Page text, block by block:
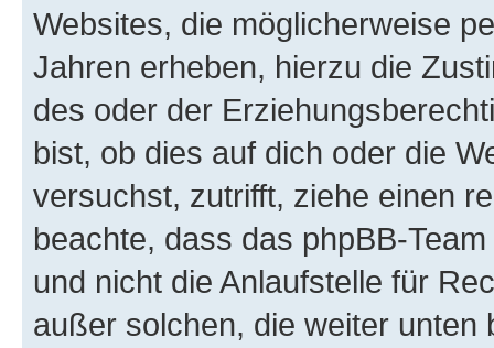
Websites, die möglicherweise
Jahren erheben, hierzu die
des oder der
bist, ob dies auf dich oder die
versuchst, zutrifft, ziehe einen
beachte, dass das phpBB-
und nicht die Anlaufstelle für
außer solchen, die weiter unten